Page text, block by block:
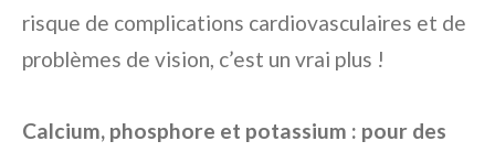
risque de complications cardiovasculaires et de
problèmes de vision, c’est un vrai plus !
Calcium, phosphore et potassium : pour des